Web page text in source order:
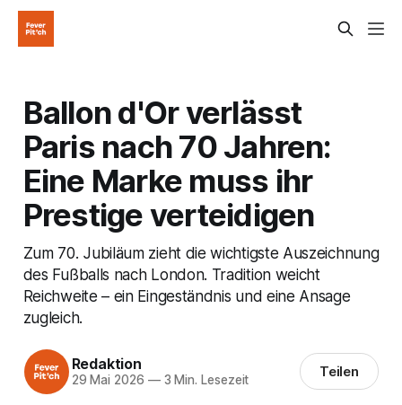
Ballon d'Or verlässt
Paris nach 70 Jahren:
Eine Marke muss ihr
Prestige verteidigen
Zum 70. Jubiläum zieht die wichtigste Auszeichnung
des Fußballs nach London. Tradition weicht
Reichweite – ein Eingeständnis und eine Ansage
zugleich.
Redaktion
29 Mai 2026 —3 Min. Lesezeit Teilen